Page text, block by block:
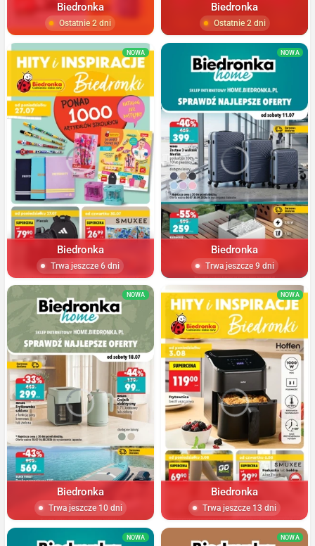
Biedronka
Ostatnie 2 dni
Biedronka
Ostatnie 2 dni
NOWA
Biedronka
Trwa jeszcze 6 dni
NOWA
Biedronka
Trwa jeszcze 9 dni
NOWA
Biedronka
Trwa jeszcze 10 dni
NOWA
Biedronka
Trwa jeszcze 13 dni
NOWA NOWA